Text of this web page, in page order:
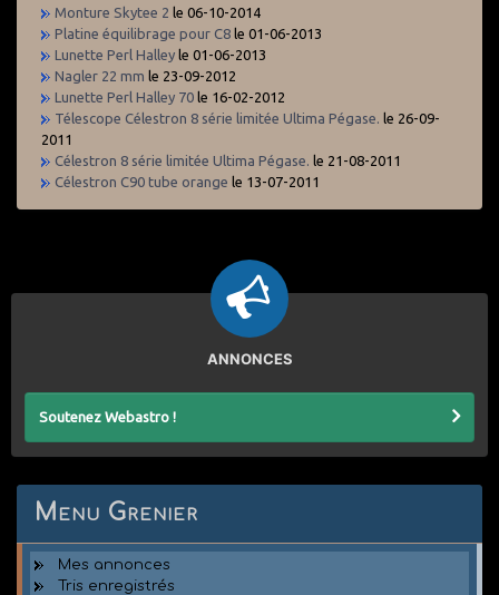
Monture Skytee 2 le 06-10-2014
Platine équilibrage pour C8 le 01-06-2013
Lunette Perl Halley le 01-06-2013
Nagler 22 mm le 23-09-2012
Lunette Perl Halley 70 le 16-02-2012
Télescope Célestron 8 série limitée Ultima Pégase. le 26-09-
2011
Célestron 8 série limitée Ultima Pégase. le 21-08-2011
Célestron C90 tube orange le 13-07-2011
ANNONCES
Soutenez Webastro !
Menu Grenier
Mes annonces
Tris enregistrés